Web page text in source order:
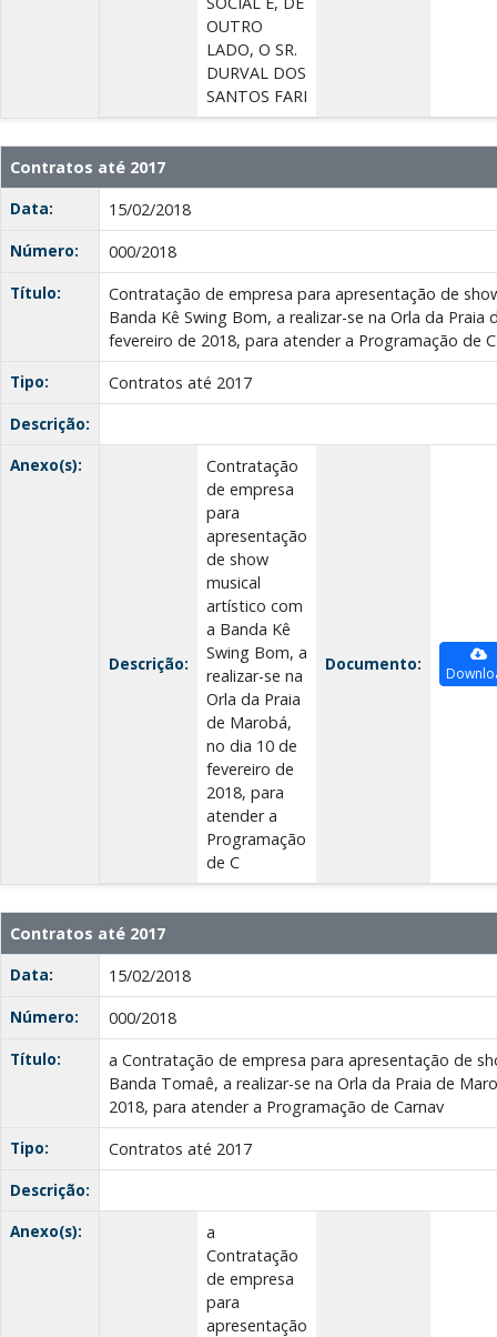
OUTRO
LADO, O SR.
DURVAL DOS
SANTOS FARI
Contratos até 2017
Data:
15/02/2018
Número:
000/2018
Título:
Contratação de empresa para apresentação de
Banda Kê Swing Bom, a realizar-se na Orla da Praia
fevereiro de 2018, para atender a Programação de C
Tipo:
Contratos até 2017
Descrição:
Anexo(s):
Descrição:
Contratação
de empresa
para
apresentação
de show
musical
artístico com
a Banda Kê
Swing Bom, a
realizar-se na
Orla da Praia
de Marobá,
no dia 10 de
fevereiro de
2018, para
atender a
Programação
de C
Documento:
Contratos até 2017
Data:
15/02/2018
Número:
000/2018
Título:
a Contratação de empresa para apresentação de
Banda Tomaê, a realizar-se na Orla da Praia de
2018, para atender a Programação de Carnav
Tipo:
Contratos até 2017
Descrição:
Anexo(s):
a
Contratação
de empresa
para
apresentação